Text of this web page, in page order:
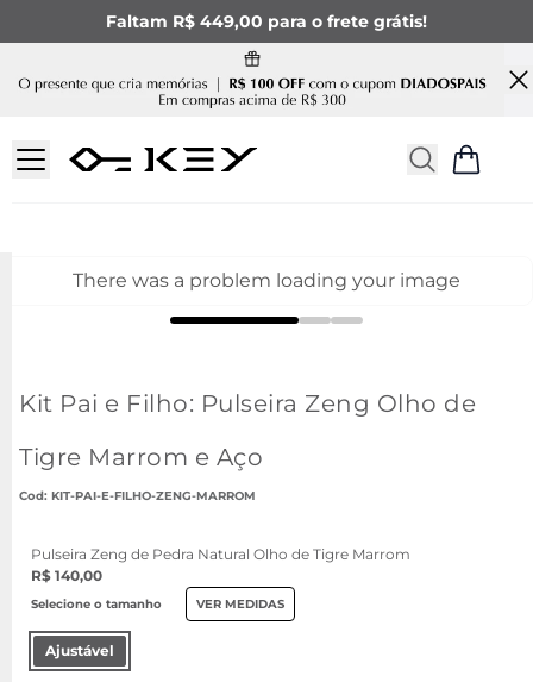
Faltam R$ 449,00 para o frete grátis!
There was a problem loading your image
Kit Pai e Filho: Pulseira Zeng Olho de
Tigre Marrom e Aço
: KIT-PAI-E-FILHO-ZENG-MARROM
Pulseira Zeng de Pedra Natural Olho de Tigre Marrom
R$ 140,00
Selecione o tamanho VER MEDIDAS
Ajustável